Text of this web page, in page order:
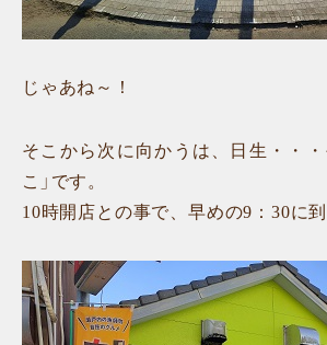
じゃあね～！
そこから次に向かうは、日生・・・
こ」です。
10時開店との事で、早めの9：30に到